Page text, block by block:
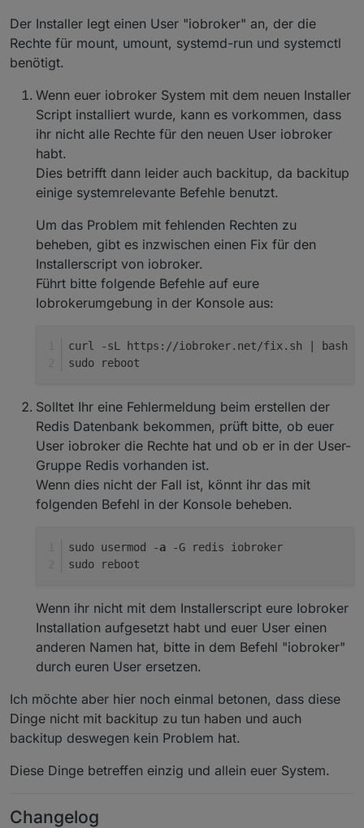
Der Installer legt einen User "iobroker" an, der die
Rechte für mount, umount, systemd-run und systemctl
benötigt.
Wenn euer iobroker System mit dem neuen Installer
Script installiert wurde, kann es vorkommen, dass
ihr nicht alle Rechte für den neuen User iobroker
habt.
Dies betrifft dann leider auch backitup, da backitup
einige systemrelevante Befehle benutzt.
Um das Problem mit fehlenden Rechten zu
beheben, gibt es inzwischen einen Fix für den
Installerscript von iobroker.
Führt bitte folgende Befehle auf eure
Iobrokerumgebung in der Konsole aus:
curl -sL https://iobroker.net/fix.sh | bash -
sudo reboot
Solltet Ihr eine Fehlermeldung beim erstellen der
Redis Datenbank bekommen, prüft bitte, ob euer
User iobroker die Rechte hat und ob er in der User-
Gruppe Redis vorhanden ist.
Wenn dies nicht der Fall ist, könnt ihr das mit
folgenden Befehl in der Konsole beheben.
sudo usermod -a -G redis iobroker
sudo reboot
Wenn ihr nicht mit dem Installerscript eure Iobroker
Installation aufgesetzt habt und euer User einen
anderen Namen hat, bitte in dem Befehl "iobroker"
durch euren User ersetzen.
Ich möchte aber hier noch einmal betonen, dass diese
Dinge nicht mit backitup zu tun haben und auch
backitup deswegen kein Problem hat.
Diese Dinge betreffen einzig und allein euer System.
Changelog